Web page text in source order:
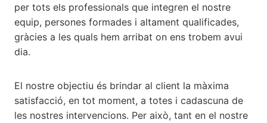
per tots els professionals que integren el nostre
equip, persones formades i altament qualificades,
gràcies a les quals hem arribat on ens trobem avui
dia.
El nostre objectiu és brindar al client la màxima
satisfacció, en tot moment, a totes i cadascuna de
les nostres intervencions. Per això, tant en el nostre